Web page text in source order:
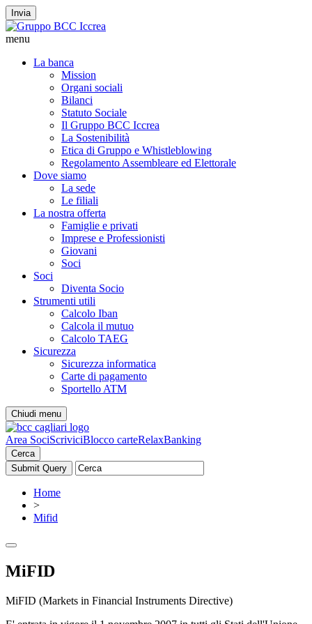
Invia
menu
La banca
Mission
Organi sociali
Bilanci
Statuto Sociale
Il Gruppo BCC Iccrea
La Sostenibilità
Etica di Gruppo e Whistleblowing
Regolamento Assembleare ed Elettorale
Dove siamo
La sede
Le filiali
La nostra offerta
Famiglie e privati
Imprese e Professionisti
Giovani
Soci
Soci
Diventa Socio
Strumenti utili
Calcolo Iban
Calcola il mutuo
Calcolo TAEG
Sicurezza
Sicurezza informatica
Carte di pagamento
Sportello ATM
Chiudi menu
Area SociScriviciBlocco carteRelaxBanking
Cerca
Home
>
Mifid
MiFID
MiFID (Markets in Financial Instruments Directive)